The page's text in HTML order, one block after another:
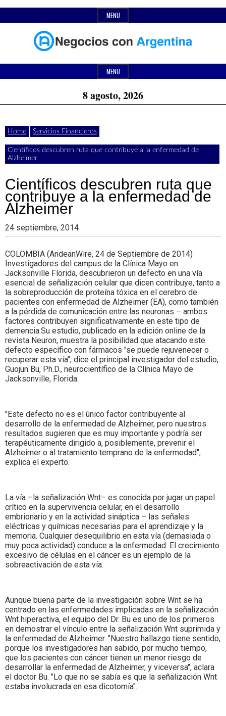
to
MENU
Negocios
con
Argentina
Últimas
noticias,
comunicados
actualidad
de
negocios
con
Argentina.
Header
MENU
8 agosto, 2026
Home Servicios Financieros
Científicos descubren ruta que contribuye a la enfermedad de
Alzheimer
Científicos descubren ruta que
contribuye a la enfermedad de
Alzheimer
24 septiembre, 2014
COLOMBIA (AndeanWire, 24 de Septiembre de 2014)
Investigadores del campus de la Clínica Mayo en
Jacksonville Florida, descubrieron un defecto en una vía
esencial de señalización celular que dicen contribuye, tanto a
la sobreproducción de proteína tóxica en el cerebro de
pacientes con enfermedad de Alzheimer (EA), como también
a la pérdida de comunicación entre las neuronas – ambos
factores contribuyen significativamente en este tipo de
demencia.Su estudio, publicado en la edición online de la
revista Neuron, muestra la posibilidad que atacando este
defecto específico con fármacos "se puede rejuvenecer o
recuperar esta vía", dice el principal investigador del estudio,
Guojun Bu, Ph.D., neurocientífico de la Clínica Mayo de
Jacksonville, Florida.
"Este defecto no es el único factor contribuyente al
desarrollo de la enfermedad de Alzheimer, pero nuestros
resultados sugieren que es muy importante y podría ser
terapéuticamente dirigido a, posiblemente, prevenir el
Alzheimer o al tratamiento temprano de la enfermedad",
explica el experto.
La vía –la señalización Wnt– es conocida por jugar un papel
crítico en la supervivencia celular, en el desarrollo
embrionario y en la actividad sináptica – las señales
eléctricas y químicas necesarias para el aprendizaje y la
memoria. Cualquier desequilibrio en esta vía (demasiada o
muy poca actividad) conduce a la enfermedad. El crecimiento
excesivo de células en el cáncer es un ejemplo de la
sobreactivación de esta vía.
Aunque buena parte de la investigación sobre Wnt se ha
centrado en las enfermedades implicadas en la señalización
Wnt hiperactiva, el equipo del Dr. Bu es uno de los primeros
en demostrar el vínculo entre la señalización Wnt suprimida y
la enfermedad de Alzheimer. "Nuestro hallazgo tiene sentido,
porque los investigadores han sabido, por mucho tiempo,
que los pacientes con cáncer tienen un menor riesgo de
desarrollar la enfermedad de Alzheimer, y viceversa", aclara
el doctor Bu. "Lo que no se sabía es que la señalización Wnt
estaba involucrada en esa dicotomía".